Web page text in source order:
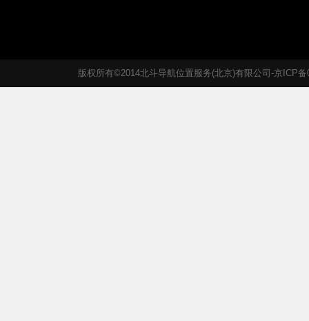
版权所有©2014北斗导航位置服务(北京)有限公司-京ICP